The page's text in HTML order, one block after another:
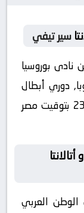
سير تيفي
02-17 كلا من نادى بوروسيا
دوري أبطال
الوطن العربي